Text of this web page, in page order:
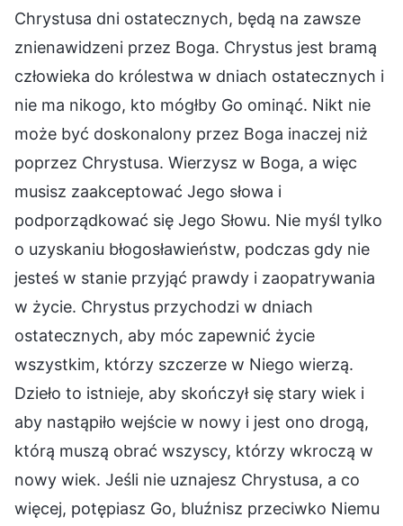
Chrystusa dni ostatecznych, będą na zawsze
znienawidzeni przez Boga. Chrystus jest bramą
człowieka do królestwa w dniach ostatecznych i
nie ma nikogo, kto mógłby Go ominąć. Nikt nie
może być doskonalony przez Boga inaczej niż
poprzez Chrystusa. Wierzysz w Boga, a więc
musisz zaakceptować Jego słowa i
podporządkować się Jego Słowu. Nie myśl tylko
o uzyskaniu błogosławieństw, podczas gdy nie
jesteś w stanie przyjąć prawdy i zaopatrywania
w życie. Chrystus przychodzi w dniach
ostatecznych, aby móc zapewnić życie
wszystkim, którzy szczerze w Niego wierzą.
Dzieło to istnieje, aby skończył się stary wiek i
aby nastąpiło wejście w nowy i jest ono drogą,
którą muszą obrać wszyscy, którzy wkroczą w
nowy wiek. Jeśli nie uznajesz Chrystusa, a co
więcej, potępiasz Go, bluźnisz przeciwko Niemu